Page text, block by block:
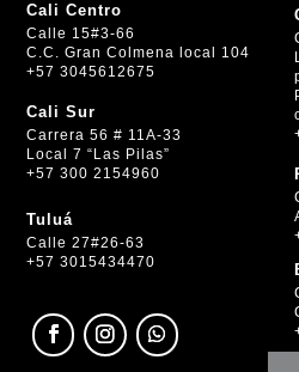
Cali Centro
Calle 15#3-66
C.C. Gran Colmena local 104
+57 3045612675
Cali Sur
Carrera 56 # 11A-33
Local 7 “Las Pilas”
+57 300 2154960
Tuluá
Calle 27#26-63
+57 3015434470